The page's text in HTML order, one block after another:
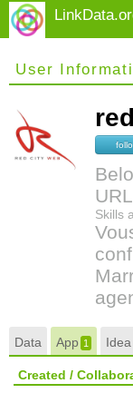
User
Skills
Data App 1 Idea
Created /